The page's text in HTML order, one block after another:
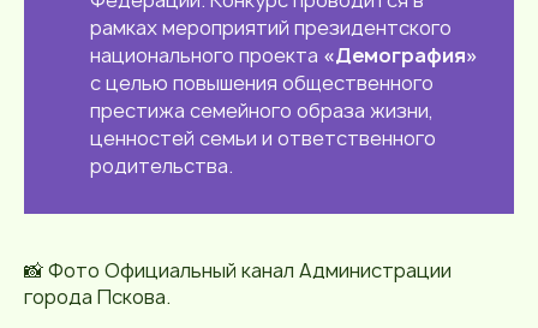
рамках мероприятий президентского
национального проекта «Демография»
с целью повышения общественного
престижа семейного образа жизни,
ценностей семьи и ответственного
родительства.
📸 Фото Официальный канал Администрации
города Пскова.